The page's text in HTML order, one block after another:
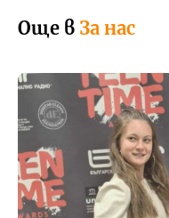
Още в За нас